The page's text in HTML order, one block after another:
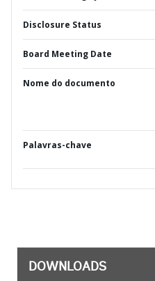
Disclosure Status
Board Meeting Date
Nome do documento
Palavras-chave
DOWNLOADS